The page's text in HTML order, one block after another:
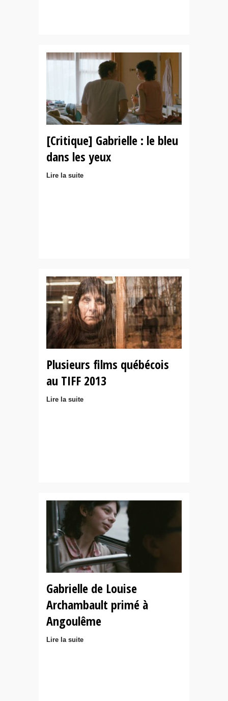
[Critique] Gabrielle : le bleu
dans les yeux
Lire la suite
Plusieurs films québécois
au TIFF 2013
Lire la suite
Gabrielle de Louise
Archambault primé à
Angoulême
Lire la suite